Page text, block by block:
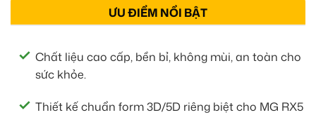
ƯU ĐIỂM NỔI BẬT
Chất liệu cao cấp, bền bỉ, không mùi, an toàn cho
sức khỏe.
Thiết kế chuẩn form 3D/5D riêng biệt cho MG RX5